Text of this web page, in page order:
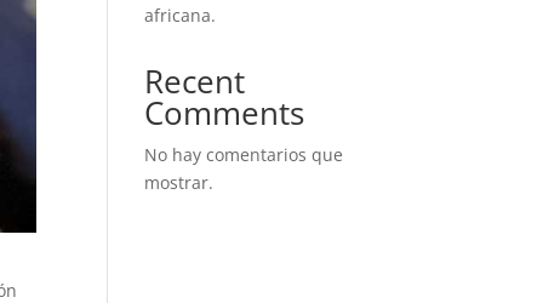
africana.
Recent
Comments
No hay comentarios que
mostrar.